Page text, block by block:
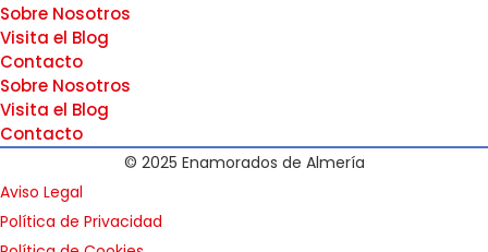
Sobre Nosotros
Visita el Blog
Contacto
Sobre Nosotros
Visita el Blog
Contacto
© 2025 Enamorados de Almería
Aviso Legal
Política de Privacidad